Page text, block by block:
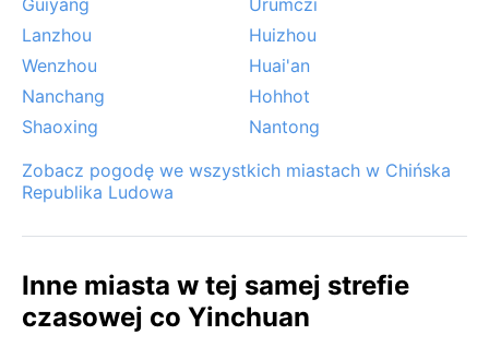
Lanzhou
Huizhou
Wenzhou
Huai'an
Nanchang
Hohhot
Shaoxing
Nantong
Zobacz pogodę we wszystkich miastach w Chińska
Republika Ludowa
Inne miasta w tej samej strefie
czasowej co Yinchuan